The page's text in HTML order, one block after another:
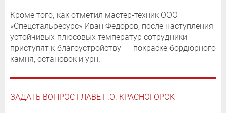
Кроме того, как отметил мастер-техник ООО
«Спецстальресурс» Иван Федоров, после наступления
устойчивых плюсовых температур сотрудники
приступят к благоустройству — покраске бордюрного
камня, остановок и урн.
ЗАДАТЬ ВОПРОС ГЛАВЕ Г.О. КРАСНОГОРСК